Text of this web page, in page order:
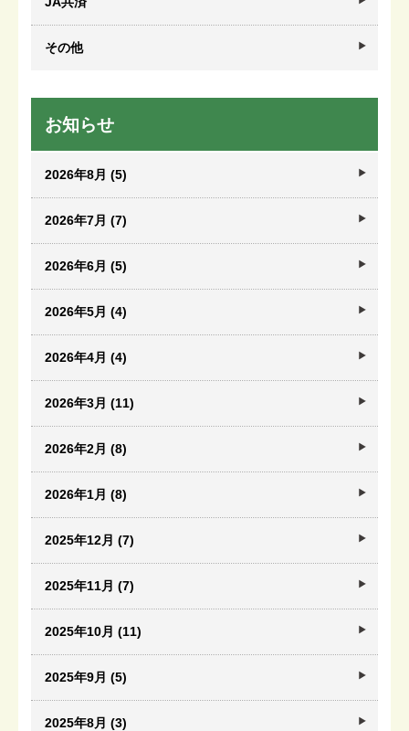
その他
お知らせ
2026年8月 (5)
2026年7月 (7)
2026年6月 (5)
2026年5月 (4)
2026年4月 (4)
2026年3月 (11)
2026年2月 (8)
2026年1月 (8)
2025年12月 (7)
2025年11月 (7)
2025年10月 (11)
2025年9月 (5)
2025年8月 (3)